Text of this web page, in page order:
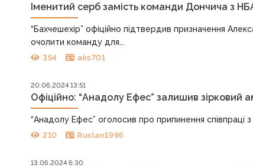
Іменитий серб замість команди Дончича з
“Бахчешехір” офіційно підтвердив призначення
очолити команду для...
354 aks701
20.06.2024 13:51
Офіційно: “Анадолу Ефес” залишив зірковий
“Анадолу Ефес” оголосив про припинення
210 Ruslan1996
13.06.2024 6:30